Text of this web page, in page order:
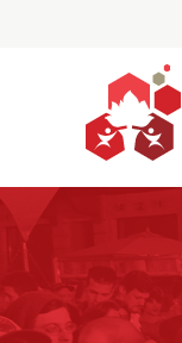
string(9) « evenement »